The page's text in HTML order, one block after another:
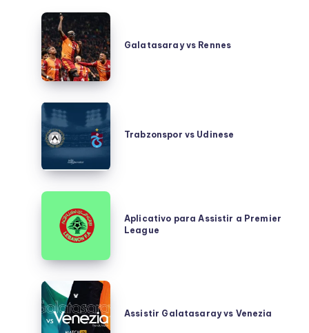
Galatasaray
vs
Rennes
Galatasaray vs Rennes
Trabzonspor
vs
Udinese
Trabzonspor vs Udinese
Aplicativo
para
Assistir
Premier
League
Aplicativo para Assistir a Premier
League
Assistir
Galatasaray
vs
Assistir Galatasaray vs Venezia